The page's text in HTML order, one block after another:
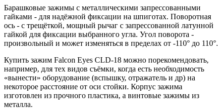
Барашковые зажимы с металлическими запрессованными
гайками - для надёжной фиксации на шпиготах. Поворотная
ось - с трещёткой, мощный рычаг с запрессованной латунной
гайкой для фиксации выбранного угла. Угол поворота -
произвольный и может изменяться в пределах от -110° до 110°.
Купить зажим Falcon Eyes CLD-18 можно порекомендовать,
например, для тех видов съёмки, когда есть необходимость
«вынести» оборудование (вспышку, отражатель и др) на
некоторое расстояние от оси стойки. Корпус зажима
изготовлен из прочного пластика, а винтовые зажимы из
металла.